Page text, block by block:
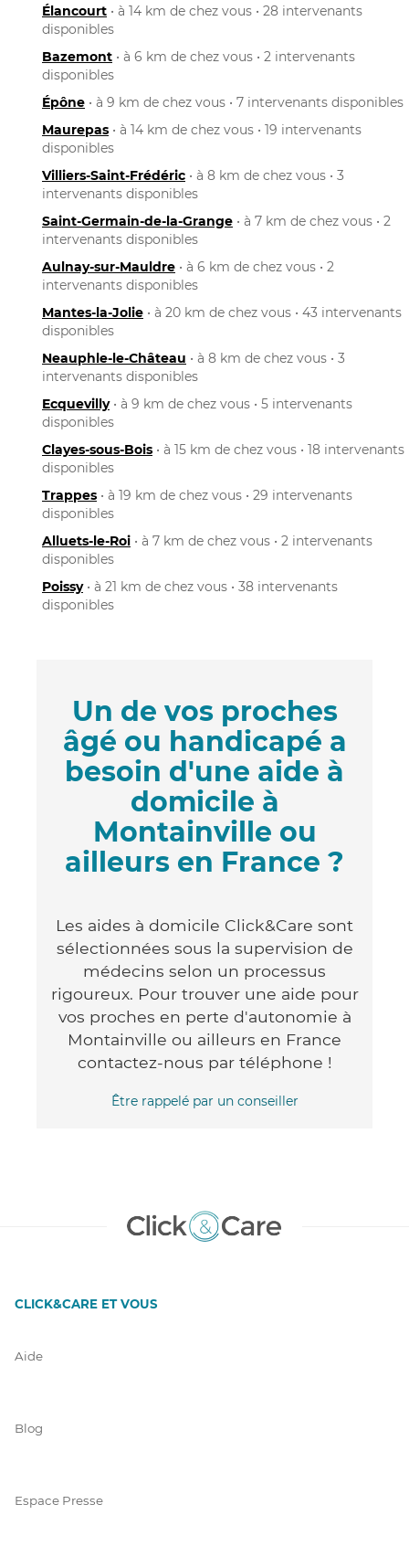
Élancourt • à 14 km de chez vous • 28 intervenants
disponibles
Bazemont • à 6 km de chez vous • 2 intervenants
disponibles
Épône • à 9 km de chez vous • 7 intervenants disponibles
Maurepas • à 14 km de chez vous • 19 intervenants
disponibles
Villiers-Saint-Frédéric • à 8 km de chez vous • 3
intervenants disponibles
Saint-Germain-de-la-Grange • à 7 km de chez vous • 2
intervenants disponibles
Aulnay-sur-Mauldre • à 6 km de chez vous • 2
intervenants disponibles
Mantes-la-Jolie • à 20 km de chez vous • 43 intervenants
disponibles
Neauphle-le-Château • à 8 km de chez vous • 3
intervenants disponibles
Ecquevilly• à 9 km de chez vous • 5 intervenants
disponibles
Clayes-sous-Bois • à 15 km de chez vous • 18 intervenants
disponibles
Trappes • à 19 km de chez vous • 29 intervenants
disponibles
Alluets-le-Roi • à 7 km de chez vous • 2 intervenants
disponibles
Poissy• à 21 km de chez vous • 38 intervenants
disponibles
Un de vos proches
âgé ou handicapé a
besoin d'une aide à
domicile à
Montainville ou
ailleurs en France ?
Les aides à domicile Click&Care sont
sélectionnées sous la supervision de
médecins selon un processus
rigoureux. Pour trouver une aide pour
vos proches en perte d'autonomie à
Montainville ou ailleurs en France
contactez-nous par téléphone !
Être rappelé par un conseiller
CLICK&CARE ET VOUS
Aide
Blog
Espace Presse